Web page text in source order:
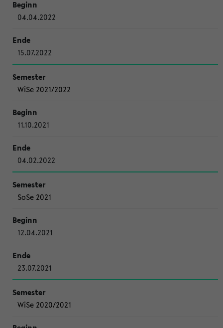
04.04.2022
15.07.2022
WiSe 2021/2022
11.10.2021
04.02.2022
SoSe 2021
12.04.2021
23.07.2021
WiSe 2020/2021